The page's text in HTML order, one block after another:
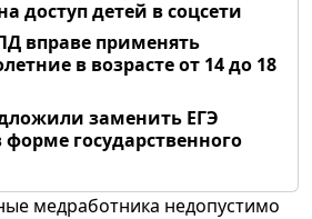
доступ детей в соцсети
вправе применять
в возрасте от 14 до 18
заменить ЕГЭ
форме государственного
медработника недопустимо